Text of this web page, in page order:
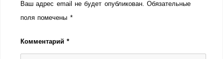
Ваш адрес email не будет опубликован. Обязательные
поля помечены *
Комментарий*